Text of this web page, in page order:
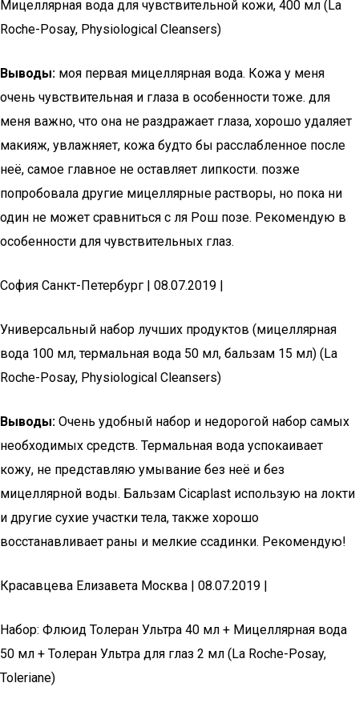
Мицеллярная вода для чувствительной кожи, 400 мл (La
Roche-Posay, Physiological Cleansers)
Выводы: моя первая мицеллярная вода. Кожа у меня
очень чувствительная и глаза в особенности тоже. для
меня важно, что она не раздражает глаза, хорошо удаляет
макияж, увлажняет, кожа будто бы расслабленное после
неё, самое главное не оставляет липкости. позже
попробовала другие мицеллярные растворы, но пока ни
один не может сравниться с ля Рош позе. Рекомендую в
особенности для чувствительных глаз.
София Санкт-Петербург | 08.07.2019 |
Универсальный набор лучших продуктов (мицеллярная
вода 100 мл, термальная вода 50 мл, бальзам 15 мл) (La
Roche-Posay, Physiological Cleansers)
Выводы: Очень удобный набор и недорогой набор самых
необходимых средств. Термальная вода успокаивает
кожу, не представляю умывание без неё и без
мицеллярной воды. Бальзам Cicaplast использую на локти
и другие сухие участки тела, также хорошо
восстанавливает раны и мелкие ссадинки. Рекомендую!
Красавцева Елизавета Москва | 08.07.2019 |
Набор: Флюид Толеран Ультра 40 мл + Мицеллярная вода
50 мл + Толеран Ультра для глаз 2 мл (La Roche-Posay,
Toleriane)